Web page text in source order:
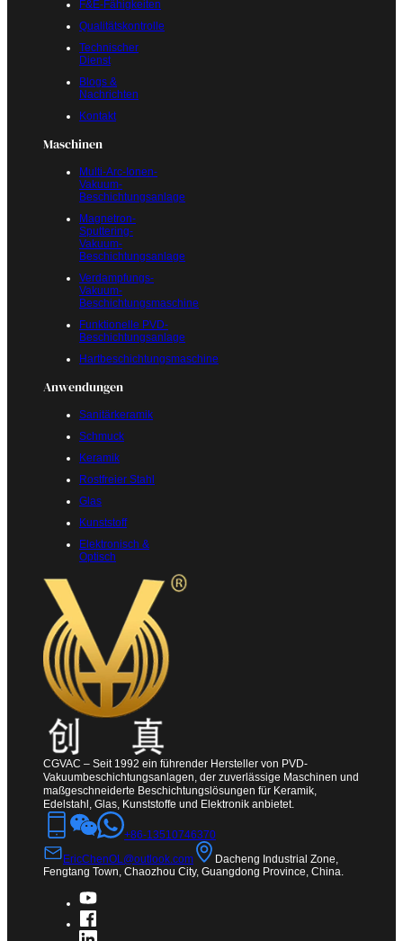
F&E-Fähigkeiten
Qualitätskontrolle
Technischer
Dienst
Blogs &
Nachrichten
Kontakt
Maschinen
Multi-Arc-Ionen-
Vakuum-
Beschichtungsanlage
Magnetron-
Sputtering-
Vakuum-
Beschichtungsanlage
Verdampfungs-
Vakuum-
Beschichtungsmaschine
Funktionelle PVD-
Beschichtungsanlage
Hartbeschichtungsmaschine
Anwendungen
Sanitärkeramik
Schmuck
Keramik
Rostfreier Stahl
Glas
Kunststoff
Elektronisch &
Optisch
CGVAC – Seit 1992 ein führender Hersteller von PVD-
Vakuumbeschichtungsanlagen, der zuverlässige Maschinen und
maßgeschneiderte Beschichtungslösungen für Keramik,
Edelstahl, Glas, Kunststoffe und Elektronik anbietet.
+86-13510746370
EricChenOL@outlook.com
Dacheng Industrial Zone,
Fengtang Town, Chaozhou City, Guangdong Province, China.